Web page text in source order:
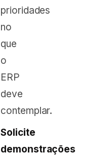
prioridades
no
que
o
ERP
deve
contemplar.
Solicite
demonstrações